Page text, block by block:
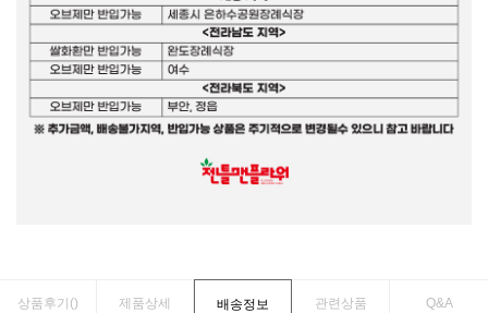
상품후기() 제품상세 배송정보 관련상품 Q&A